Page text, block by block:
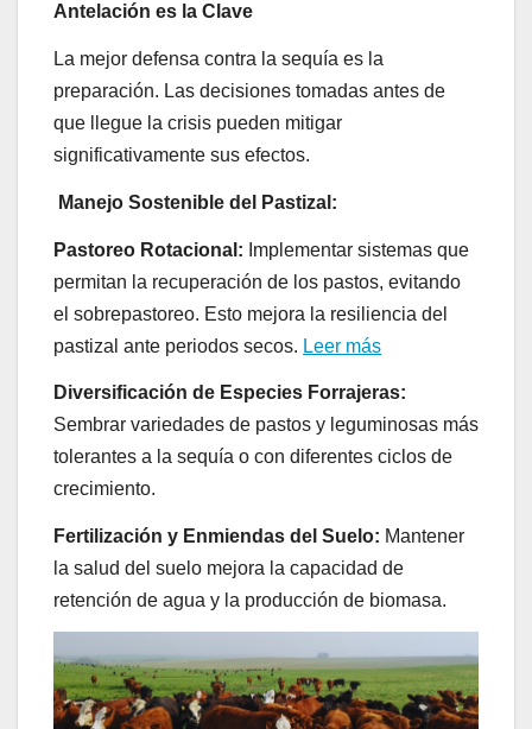
Antelación es la Clave
La mejor defensa contra la sequía es la
preparación. Las decisiones tomadas antes de
que llegue la crisis pueden mitigar
significativamente sus efectos.
Manejo Sostenible del Pastizal:
Pastoreo Rotacional: Implementar sistemas que
permitan la recuperación de los pastos, evitando
el sobrepastoreo. Esto mejora la resiliencia del
pastizal ante periodos secos. Leer más
Diversificación de Especies Forrajeras:
Sembrar variedades de pastos y leguminosas más
tolerantes a la sequía o con diferentes ciclos de
crecimiento.
Fertilización y Enmiendas del Suelo: Mantener
la salud del suelo mejora la capacidad de
retención de agua y la producción de biomasa.